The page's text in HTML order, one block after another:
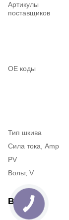
Артикулы
поставщиков
ОЕ коды
Тип шкива
Сила тока, Amp
PV
Вольт, V
Відгуки